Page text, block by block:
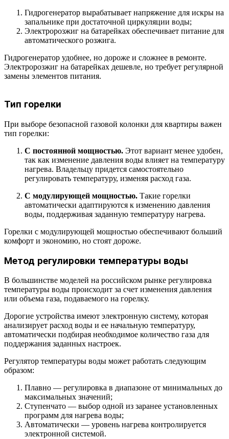
Гидрогенератор вырабатывает напряжение для искры на
запальнике при достаточной циркуляции воды;
Электророзжиг на батарейках обеспечивает питание для
автоматического розжига.
Гидрогенератор удобнее, но дороже и сложнее в ремонте.
Электророзжиг на батарейках дешевле, но требует регулярной
замены элементов питания.
Тип горелки
При выборе безопасной газовой колонки для квартиры важен
тип горелки:
С постоянной мощностью. Этот вариант менее удобен,
так как изменение давления воды влияет на температуру
нагрева. Владельцу придется самостоятельно
регулировать температуру, изменяя расход газа.
С модулирующей мощностью. Такие горелки
автоматически адаптируются к изменению давления
воды, поддерживая заданную температуру нагрева.
Горелки с модулирующей мощностью обеспечивают больший
комфорт и экономию, но стоят дороже.
Метод регулировки температуры воды
В большинстве моделей на российском рынке регулировка
температуры воды происходит за счет изменения давления
или объема газа, подаваемого на горелку.
Дорогие устройства имеют электронную систему, которая
анализирует расход воды и ее начальную температуру,
автоматически подбирая необходимое количество газа для
поддержания заданных настроек.
Регулятор температуры воды может работать следующим
образом:
Плавно — регулировка в диапазоне от минимальных до
максимальных значений;
Ступенчато — выбор одной из заранее установленных
программ для нагрева воды;
Автоматически — уровень нагрева контролируется
электронной системой.